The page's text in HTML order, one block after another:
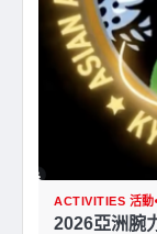
ACTIVITIES 活動
2026亞洲腕